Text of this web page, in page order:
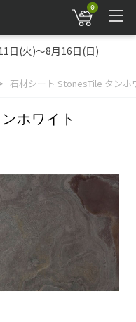
0
日(火)～8月16日(日)
石材シート StonesTile タンホ
ホワイト